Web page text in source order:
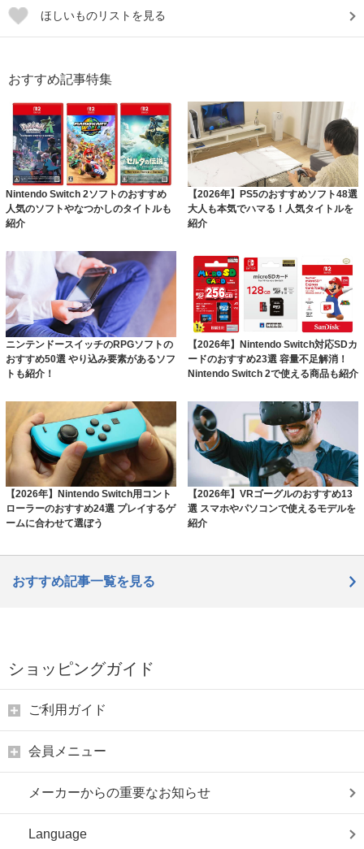
ほしいものリストを見る
おすすめ記事特集
Nintendo Switch 2ソフトのおすすめ
人気のソフトやなつかしのタイトルも
紹介
【2026年】PS5のおすすめソフト48選
大人も本気でハマる！人気タイトルを
紹介
ニンテンドースイッチのRPGソフトの
おすすめ50選 やり込み要素があるソフ
トも紹介！
【2026年】Nintendo Switch対応SDカ
ードのおすすめ23選 容量不足解消！
Nintendo Switch 2で使える商品も紹介
【2026年】Nintendo Switch用コント
ローラーのおすすめ24選 プレイするゲ
ームに合わせて選ぼう
【2026年】VRゴーグルのおすすめ13
選 スマホやパソコンで使えるモデルを
紹介
おすすめ記事一覧を見る
ショッピングガイド
ご利用ガイド
会員メニュー
メーカーからの重要なお知らせ
Language